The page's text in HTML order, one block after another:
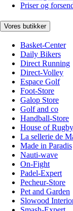
Priser og
Vores butikker
Basket-Center
Daily Bikers
Direct Running
Direct-Volley
Espace Golf
Foot-Store
Galop Store
Golf and co
Handball-Store
House of Rugby
La sellerie de
Made in Paradis
Nauti-wave
On-Fight
Padel-Expert
Pecheur-Store
Pet and Garden
Slowood